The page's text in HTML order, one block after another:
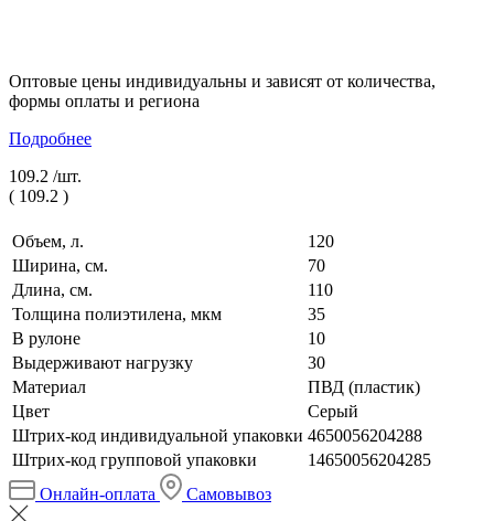
Оптовые цены индивидуальны и зависят от количества,
формы оплаты и региона
Подробнее
109.2 /шт.
( 109.2 )
Объем, л.
120
Ширина, см.
70
Длина, см.
110
Толщина полиэтилена, мкм
35
В рулоне
10
Выдерживают нагрузку
30
Материал
ПВД (пластик)
Цвет
Серый
Штрих-код индивидуальной упаковки 4650056204288
Штрих-код групповой упаковки
14650056204285
Онлайн-оплата
Самовывоз